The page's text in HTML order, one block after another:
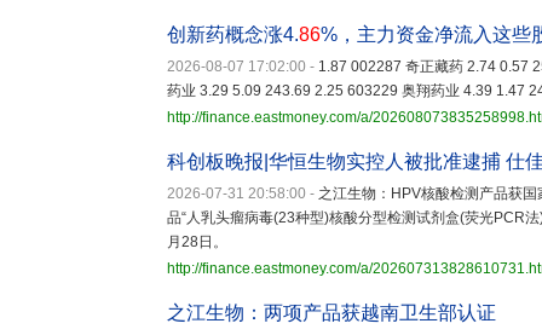
创新药概念涨4.86%，主力资金净流入这些
2026-08-07 17:02:00 - 1.87 002287 奇正藏药 2.74 0.57
药业 3.29 5.09 243.69 2.25 603229 奥翔药业 4.39 1.47
http://finance.eastmoney.com/a/
科创板晚报|华恒生物实控人被批准逮捕 仕
2026-07-31 20:58:00 - 之江生物：HPV核酸检测产品
品“人乳头瘤病毒(23种型)核酸分型检测试剂盒(荧光PCR
月28日。
http://finance.eastmoney.com/a/
之江生物：两项产品获越南卫生部认证